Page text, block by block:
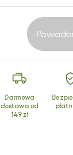
Darmowa
dostawa od
149 zł